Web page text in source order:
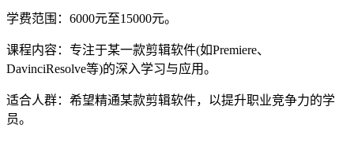
学费范围：6000元至15000元。
课程内容：专注于某一款剪辑软件(如Premiere、
DavinciResolve等)的深入学习与应用。
适合人群：希望精通某款剪辑软件，以提升职业竞争力的学
员。